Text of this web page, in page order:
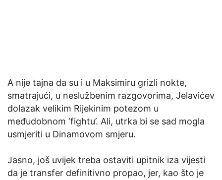
A nije tajna da su i u Maksimiru grizli nokte,
smatrajući, u neslužbenim razgovorima, Jelavićev
dolazak velikim Rijekinim potezom u
međudobnom ‘fightu’. Ali, utrka bi se sad mogla
usmjeriti u Dinamovom smjeru.
Jasno, još uvijek treba ostaviti upitnik iza vijesti
da je transfer definitivno propao, jer, kao što je